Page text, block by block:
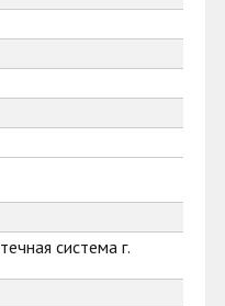
система г.